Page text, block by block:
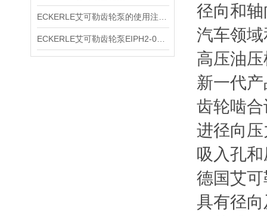
径向和
汽车领
高压油
新一代
齿轮啮
进径向
吸入孔
德国艾
具有径